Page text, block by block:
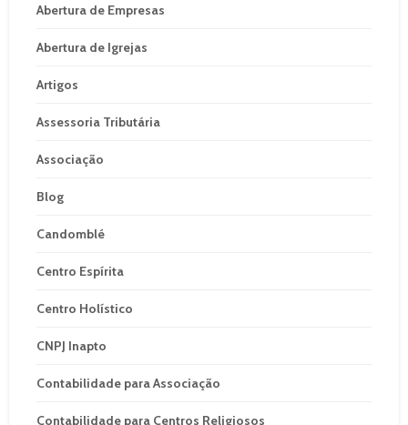
Abertura de Empresas
Abertura de Igrejas
Artigos
Assessoria Tributária
Associação
Blog
Candomblé
Centro Espírita
Centro Holístico
CNPJ Inapto
Contabilidade para Associação
Contabilidade para Centros Religiosos